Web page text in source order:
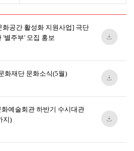
화공간 활성화 지원사업] 극단
'별주부' 모집 홍보
화재단 문화소식(5월)
예술회관 하반기 수시대관
지)